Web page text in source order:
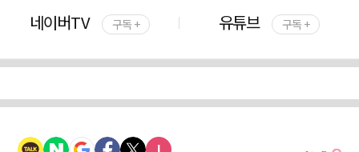
네이버TV 구독 + 유튜브 구독 +